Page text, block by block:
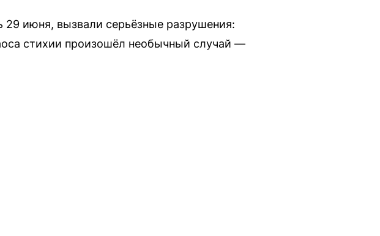
июня, вызвали серьёзные разрушения:
стихии произошёл необычный случай —